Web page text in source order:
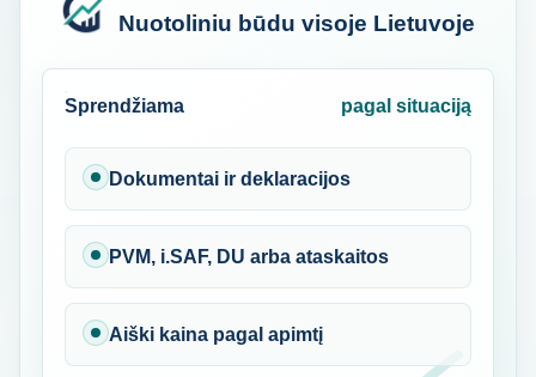
Nuotoliniu būdu visoje Lietuvoje
Sprendžiama pagal situaciją
Dokumentai ir deklaracijos
PVM, i.SAF, DU arba ataskaitos
Aiški kaina pagal apimtį